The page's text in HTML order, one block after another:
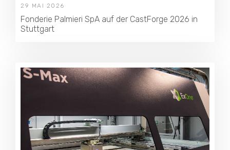
29 MAI 2026
Fonderie Palmieri SpA auf der CastForge 2026 in
Stuttgart